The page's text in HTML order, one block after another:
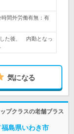
間外労働有無：有
た後、 内勤となっ
気になる
プクラスの老舗ブラス
島県いわき市